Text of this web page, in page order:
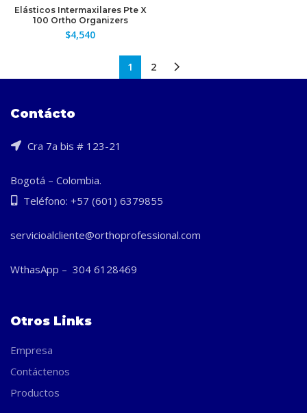
Elásticos Intermaxilares Pte X
100 Ortho Organizers
$4,540
1 2
Contácto
Cra 7a bis # 123-21
Bogotá – Colombia.
Teléfono: +57 (601) 6379855
servicioalcliente@orthoprofessional.com
WthasApp – 304 6128469
Otros Links
Empresa
Contáctenos
Productos